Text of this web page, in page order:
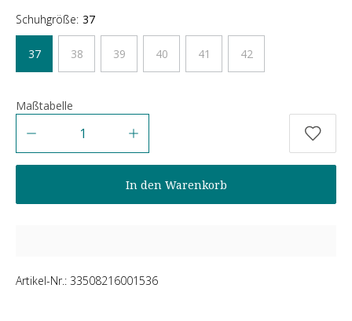
Schuhgröße: 37
37 38 39 40 41 42
Maßtabelle
In den Warenkorb
Artikel-Nr.: 33508216001536